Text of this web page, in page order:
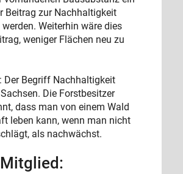
Beitrag zur Nachhaltigkeit
Weiterhin wäre dies
weniger Flächen neu zu
Der Begriff Nachhaltigkeit
Die Forstbesitzer
dass man von einem Wald
leben kann, wenn man nicht
als nachwächst.